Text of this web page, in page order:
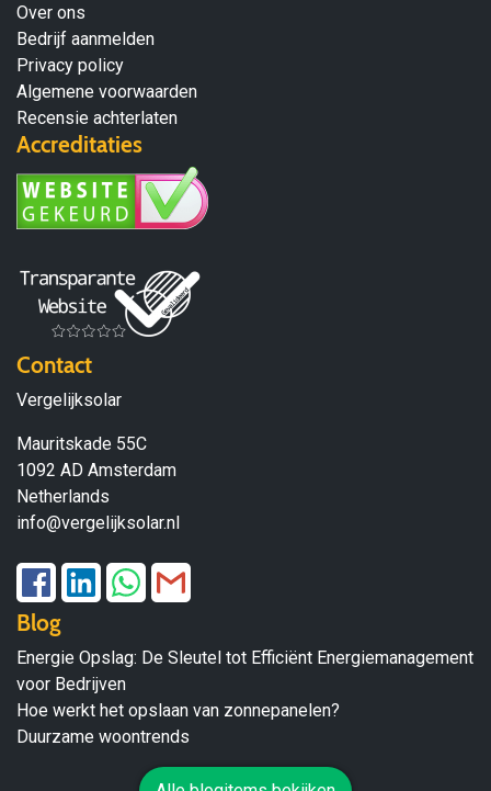
Over ons
Bedrijf aanmelden
Privacy policy
Algemene voorwaarden
Recensie achterlaten
Accreditaties
Contact
Vergelijksolar
Mauritskade 55C
1092 AD Amsterdam
Netherlands
info@vergelijksolar.nl
Blog
Energie Opslag: De Sleutel tot Efficiënt Energiemanagement
voor Bedrijven
Hoe werkt het opslaan van zonnepanelen?
Duurzame woontrends